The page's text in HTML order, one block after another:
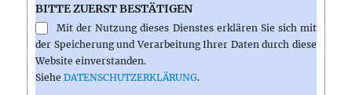
BITTE ZUERST BESTÄTIGEN
Mit der Nutzung dieses Dienstes erklären Sie sich mit
der Speicherung und Verarbeitung Ihrer Daten durch diese
Website einverstanden.
SieheDATENSCHUTZERKLÄRUNG.